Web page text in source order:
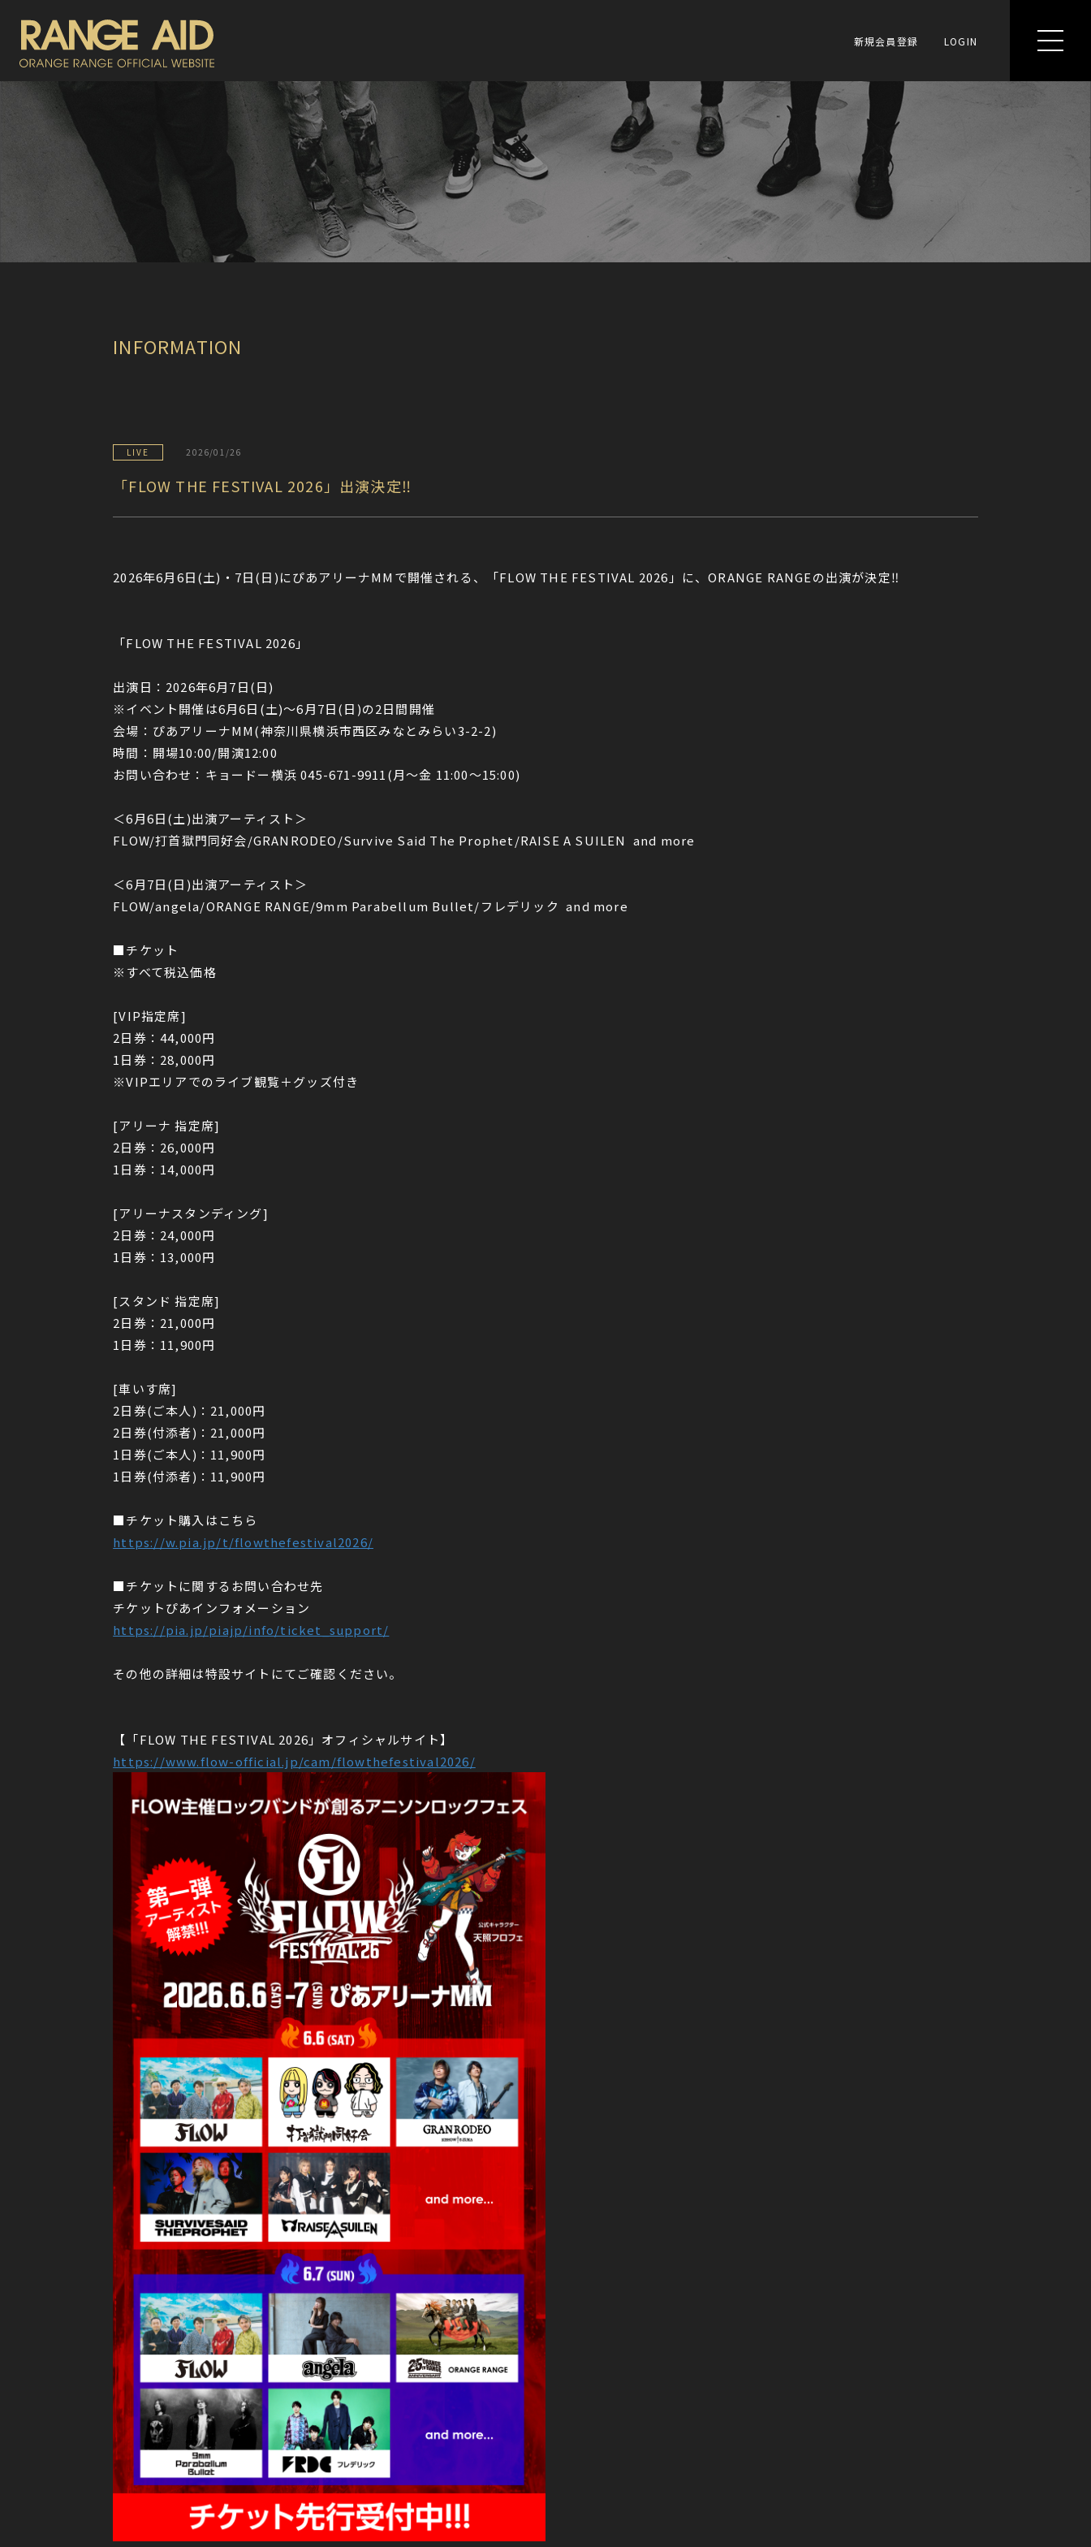
新規会員登録 LOGIN
INFORMATION
LIVE 2026/01/26
「FLOW THE FESTIVAL 2026」出演決定‼
2026年6月6日(土)・7日(日)にぴあアリーナMMで開催される、「FLOW THE FESTIVAL 2026」に、ORANGE RANGEの出演が決定‼
「FLOW THE FESTIVAL 2026」
出演日：2026年6月7日(日)
※イベント開催は6月6日(土)〜6月7日(日)の2日間開催
会場：ぴあアリーナMM(神奈川県横浜市西区みなとみらい3-2-2)
時間：開場10:00/開演12:00
お問い合わせ：キョードー横浜 045-671-9911(月～金 11:00～15:00)
＜6月6日(土)出演アーティスト＞
FLOW/打首獄門同好会/GRANRODEO/Survive Said The Prophet/RAISE A SUILEN and more
＜6月7日(日)出演アーティスト＞
FLOW/angela/ORANGE RANGE/9mm Parabellum Bullet/フレデリック and more
■チケット
※すべて税込価格
[VIP指定席]
2日券：44,000円
1日券：28,000円
※VIPエリアでのライブ観覧＋グッズ付き
[アリーナ 指定席]
2日券：26,000円
1日券：14,000円
[アリーナスタンディング]
2日券：24,000円
1日券：13,000円
[スタンド 指定席]
2日券：21,000円
1日券：11,900円
[車いす席]
2日券(ご本人)：21,000円
2日券(付添者)：21,000円
1日券(ご本人)：11,900円
1日券(付添者)：11,900円
■チケット購入はこちら
https://w.pia.jp/t/flowthefestival2026/
■チケットに関するお問い合わせ先
チケットぴあインフォメーション
https://pia.jp/piajp/info/ticket_support/
その他の詳細は特設サイトにてご確認ください。
【「FLOW THE FESTIVAL 2026」オフィシャルサイト】
https://www.flow-official.jp/cam/flowthefestival2026/